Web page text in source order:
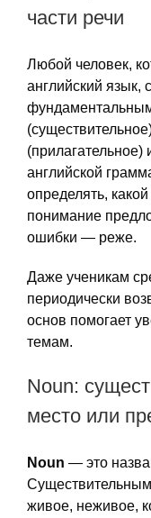
части речи
Любой человек,
английский язык,
(прилагательное)
английской
определять,
понимание
ошибки — реже.
Даже ученикам
периодически
основ помогает
темам.
Noun:
место или
Noun — это
живое, неживое,